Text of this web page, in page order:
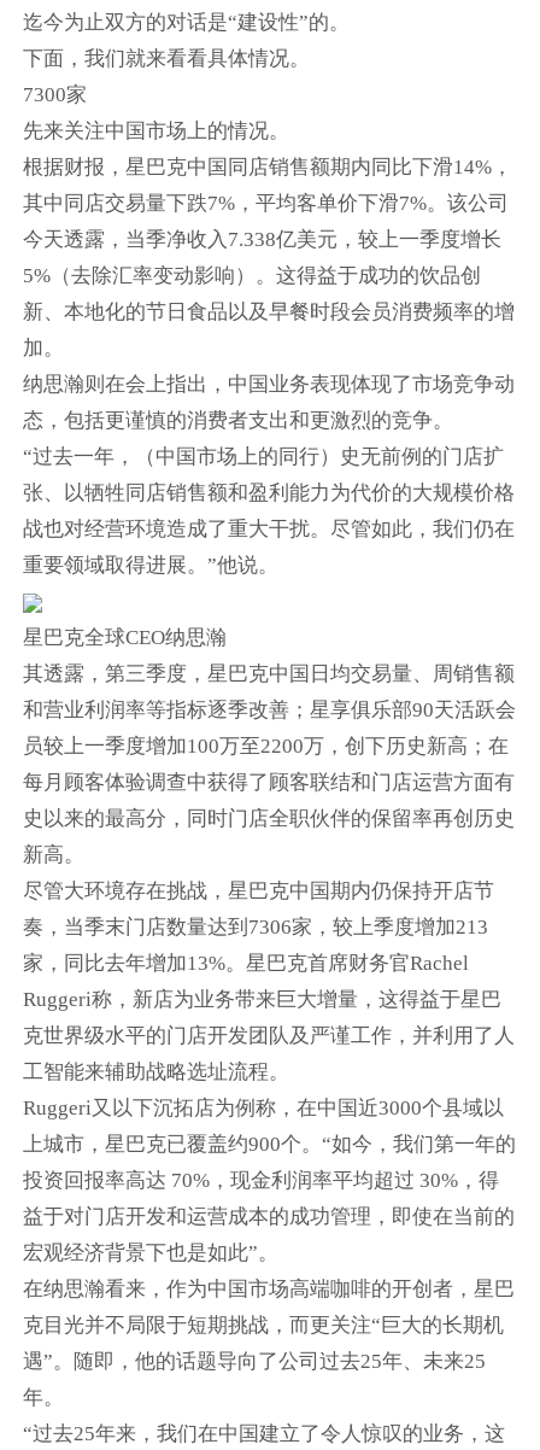
迄今为止双方的对话是“建设性”的。
下面，我们就来看看具体情况。
7300家
先来关注中国市场上的情况。
根据财报，星巴克中国同店销售额期内同比下滑14%，
其中同店交易量下跌7%，平均客单价下滑7%。该公司
今天透露，当季净收入7.338亿美元，较上一季度增长
5%（去除汇率变动影响）。这得益于成功的饮品创
新、本地化的节日食品以及早餐时段会员消费频率的增
加。
纳思瀚则在会上指出，中国业务表现体现了市场竞争动
态，包括更谨慎的消费者支出和更激烈的竞争。
“过去一年，（中国市场上的同行）史无前例的门店扩
张、以牺牲同店销售额和盈利能力为代价的大规模价格
战也对经营环境造成了重大干扰。尽管如此，我们仍在
重要领域取得进展。”他说。
星巴克全球CEO纳思瀚
其透露，第三季度，星巴克中国日均交易量、周销售额
和营业利润率等指标逐季改善；星享俱乐部90天活跃会
员较上一季度增加100万至2200万，创下历史新高；在
每月顾客体验调查中获得了顾客联结和门店运营方面有
史以来的最高分，同时门店全职伙伴的保留率再创历史
新高。
尽管大环境存在挑战，星巴克中国期内仍保持开店节
奏，当季末门店数量达到7306家，较上季度增加213
家，同比去年增加13%。星巴克首席财务官Rachel
Ruggeri称，新店为业务带来巨大增量，这得益于星巴
克世界级水平的门店开发团队及严谨工作，并利用了人
工智能来辅助战略选址流程。
Ruggeri又以下沉拓店为例称，在中国近3000个县域以
上城市，星巴克已覆盖约900个。“如今，我们第一年的
投资回报率高达 70%，现金利润率平均超过 30%，得
益于对门店开发和运营成本的成功管理，即使在当前的
宏观经济背景下也是如此”。
在纳思瀚看来，作为中国市场高端咖啡的开创者，星巴
克目光并不局限于短期挑战，而更关注“巨大的长期机
遇”。随即，他的话题导向了公司过去25年、未来25
年。
“过去25年来，我们在中国建立了令人惊叹的业务，这